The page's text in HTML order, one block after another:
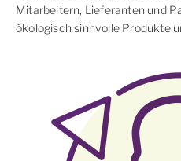
Mitarbeitern, Lieferanten und
ökologisch sinnvolle Produkte